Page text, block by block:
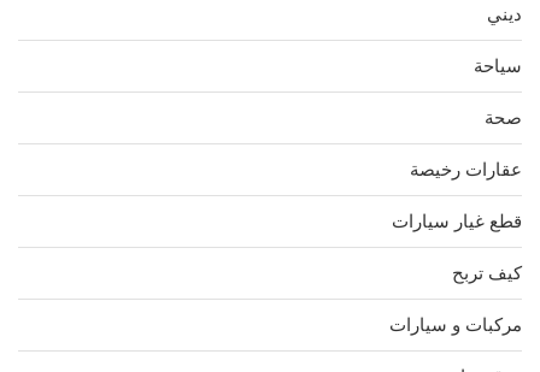
ديني
سياحة
صحة
عقارات رخيصة
قطع غيار سيارات
كيف تربح
مركبات و سيارات